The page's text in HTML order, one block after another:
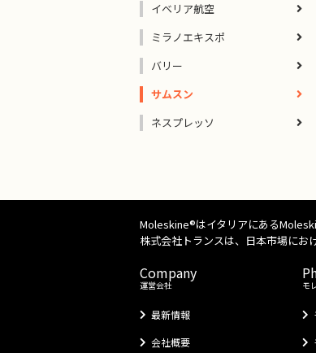
イベリア航空
ミラノエキスポ
バリー
サムスン
ネスプレッソ
Moleskine®はイタリアにある
株式会社トランスは、日本市場にお
Company
運営会社
最新情報
会社概要
モ